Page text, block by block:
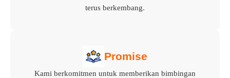
terus berkembang.
Promise
Kami berkomitmen untuk memberikan bimbingan